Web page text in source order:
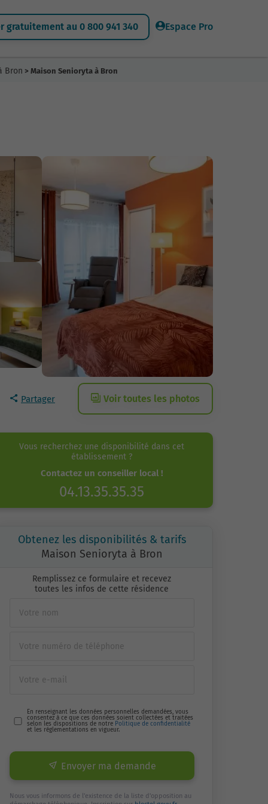
gratuitement au 0 800 941 340 Espace Pro
Bron > Maison Senioryta à Bron
Partager Voir toutes les photos
Vous recherchez une disponibilité dans cet
établissement ?
Contactez un conseiller local !
04.13.35.35.35
Obtenez les disponibilités & tarifs
Maison Senioryta à Bron
Remplissez ce formulaire et recevez
toutes les infos de cette résidence
En renseignant les données personnelles demandées, vous
consentez à ce que ces données soient collectées et traitées
selon les dispositions de notre Politique de confidentialité
et les réglementations en vigueur.
Envoyer ma demande
Nous vous informons de l'existence de la liste d'opposition au